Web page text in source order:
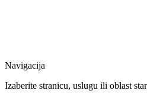
Navigacija
Izaberite stranicu, uslugu ili oblast